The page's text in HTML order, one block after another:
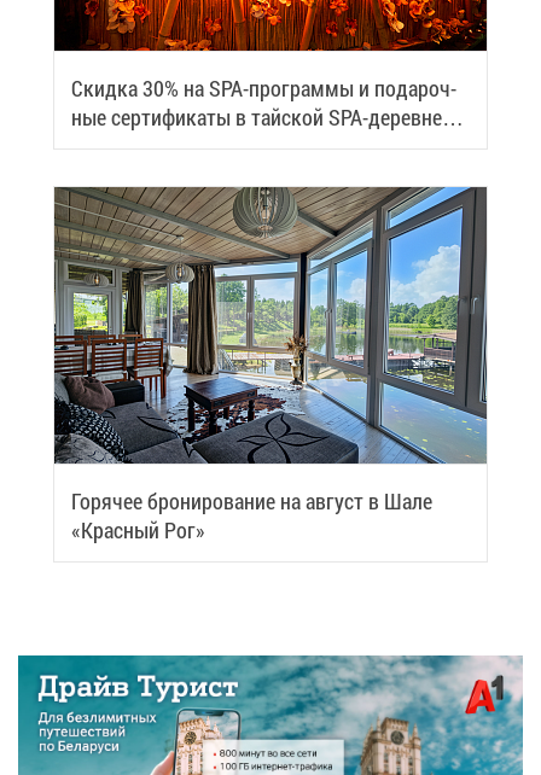
Скид­ка 30% на SPA-про­грам­мы и по­да­роч­
ные сер­ти­фи­ка­ты в тай­ской SPA-де­ревне
Samui
Го­ря­чее бро­ни­ро­ва­ние на ав­густ в Ша­ле
«Крас­ный Рог»